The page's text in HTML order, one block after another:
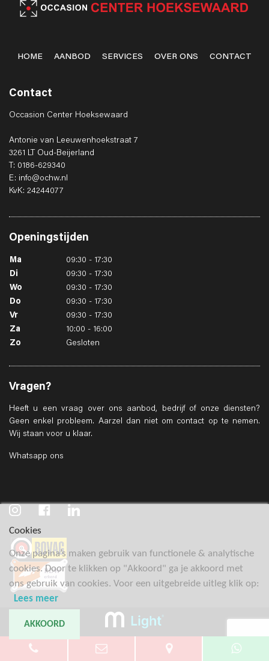
HOME AANBOD SERVICES OVER ONS CONTACT
Contact
Occasion Center Hoeksewaard
Antonie van Leeuwenhoekstraat 7
3261 LT Oud-Beijerland
T: 0186-629340
E: info@ochw.nl
KvK: 24244077
Openingstijden
Ma
09:30 - 17:30
Di
09:30 - 17:30
Wo
09:30 - 17:30
Do
09:30 - 17:30
Vr
09:30 - 17:30
Za
10:00 - 16:00
Zo
Gesloten
Vragen?
Heeft u een vraag over ons aanbod, bedrijf of onze diensten?
Geen enkel probleem. Aarzel dan niet om contact op te nemen.
Wij staan voor u klaar.
Whatsapp ons
Cookies
Onze pagina’s maken gebruik van functionele & analytische
cookies. Door te klikken op "Akkoord" ga je akkoord met
ons gebruik van cookies. Voor een uitgebreide uitleg klik op:
Lees meer
AKKOORD